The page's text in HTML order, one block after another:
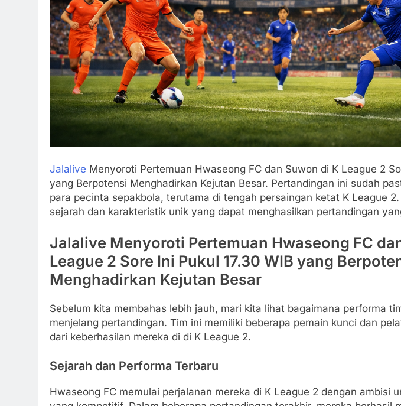
Jalalive Menyoroti Pertemuan Hwaseong FC dan Suwon di K League 2
yang Berpotensi Menghadirkan Kejutan Besar. Pertandingan ini sudah
para pecinta sepakbola, terutama di tengah persaingan ketat K League
sejarah dan karakteristik unik yang dapat menghasilkan pertandingan
Jalalive Menyoroti Pertemuan Hwaseong FC
League 2 Sore Ini Pukul 17.30 WIB yang
Menghadirkan Kejutan Besar
Sebelum kita membahas lebih jauh, mari kita lihat bagaimana performa
menjelang pertandingan. Tim ini memiliki beberapa pemain kunci dan
dari keberhasilan mereka di di K League 2.
Sejarah dan Performa Terbaru
Hwaseong FC memulai perjalanan mereka di K League 2 dengan ambisi